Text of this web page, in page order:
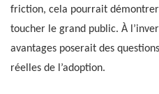
friction, cela pourrait
toucher le grand public. À
avantages poserait des
réelles de l’adoption.